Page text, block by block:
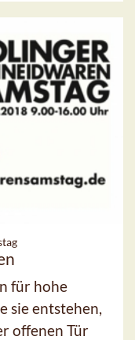
für hohe
sie entstehen,
offenen Tür